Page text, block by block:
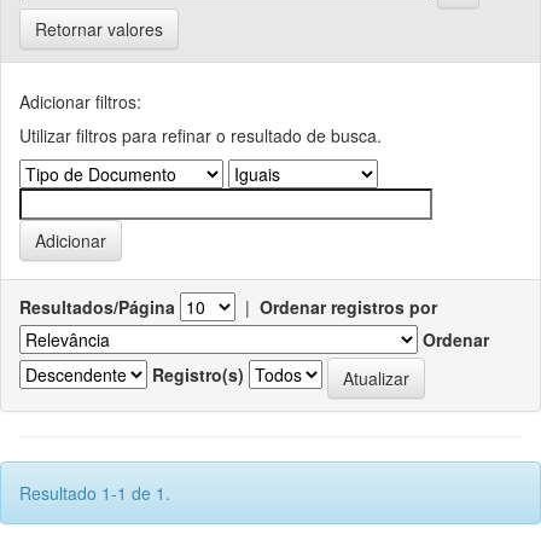
Retornar valores
Adicionar filtros:
Utilizar filtros para refinar o resultado de busca.
Resultados/Página | Ordenar registros por
Ordenar
Registro(s)
Resultado 1-1 de 1.